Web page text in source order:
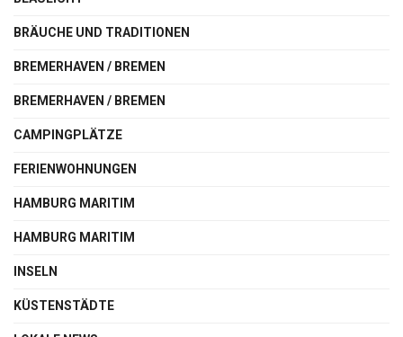
BRÄUCHE UND TRADITIONEN
BREMERHAVEN / BREMEN
BREMERHAVEN / BREMEN
CAMPINGPLÄTZE
FERIENWOHNUNGEN
HAMBURG MARITIM
HAMBURG MARITIM
INSELN
KÜSTENSTÄDTE